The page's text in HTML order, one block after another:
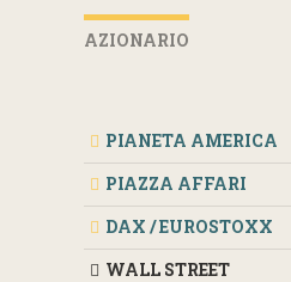
AZIONARIO
PIANETA AMERICA
PIAZZA AFFARI
DAX / EUROSTOXX
WALL STREET